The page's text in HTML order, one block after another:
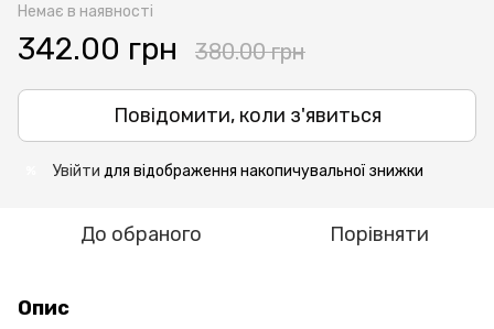
Немає в наявності
342.00 грн 380.00 грн
Повідомити, коли з'явиться
Увійти для відображення накопичувальної знижки
До обраного Порівняти
Опис